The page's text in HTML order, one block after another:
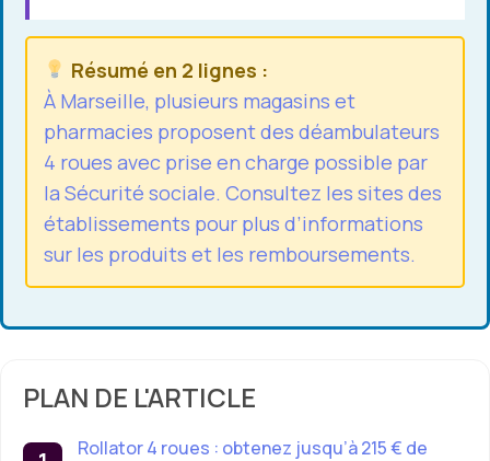
Résumé en 2 lignes :
À Marseille, plusieurs magasins et
pharmacies proposent des déambulateurs
4 roues avec prise en charge possible par
la Sécurité sociale. Consultez les sites des
établissements pour plus d’informations
sur les produits et les remboursements.
PLAN DE L'ARTICLE
Rollator 4 roues : obtenez jusqu’à 215 € de